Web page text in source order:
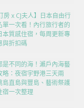
房 x CJ夫人】日本自由行
單一次看！內行旅行者的
本質感住宿，每周更新專
與折扣碼
是不同的海！瀨戶內海藝
略：夜宿宇野港三天兩
島直島與豐島、藝術祭護
宿一次整理